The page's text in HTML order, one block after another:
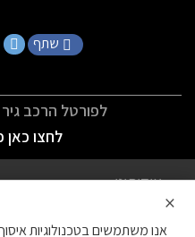
שתף
לפורטל הרכב
לחצו כאן
אודותינו
×
אנו משתמשים בטכנולוגיות